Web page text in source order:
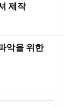
제작
악을 위한